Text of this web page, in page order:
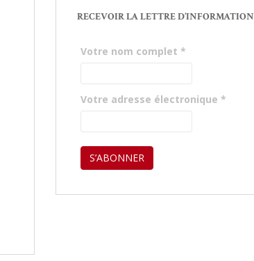
RECEVOIR LA LETTRE D’INFORMATION
Votre nom complet *
Votre adresse électronique *